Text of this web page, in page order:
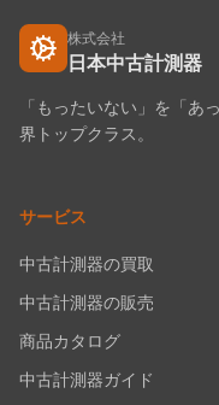
株式会社
日本中古計測器
「もったいない」を「あ
界トップクラス。
サービス
中古計測器の買取
中古計測器の販売
商品カタログ
中古計測器ガイド